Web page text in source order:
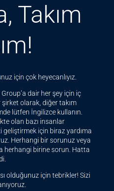
Takım
için çok heyecanlıyız.
dair her şey için iç
şirket olarak, diğer takım
lütfen İngilizce kullanın.
olan bazı insanlar
için biraz yardıma
Herhangi bir sorunuz veya
herhangi birine sorun. Hatta
olduğunuz için tebrikler! Sizi